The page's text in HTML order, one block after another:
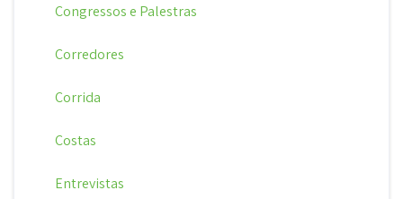
Congressos e Palestras
Corredores
Corrida
Costas
Entrevistas